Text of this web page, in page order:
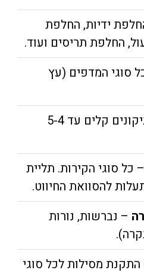
ידיות, החלפת
החלפת תריסים ועוד.
סוגי המדפים (עץ
– תיקונים קלים עד 5-4
– כל סוגי הקירות. תליית
להסוואת החיווט.
– נברשות, נורות
התקנת מסילות לכל סוגי